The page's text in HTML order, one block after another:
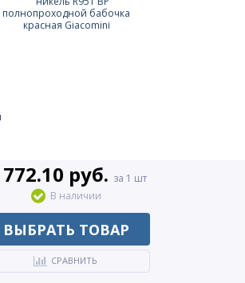
руб. за 1 шт
В наличии
ВЫБРАТЬ ТОВАР
СРАВНИТЬ